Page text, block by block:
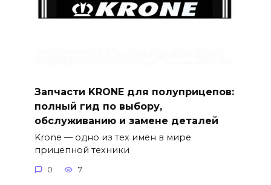
Запчасти KRONE для полуприцепов:
полный гид по выбору,
обслуживанию и замене деталей
Krone — одно из тех имён в мире
прицепной техники
0 7